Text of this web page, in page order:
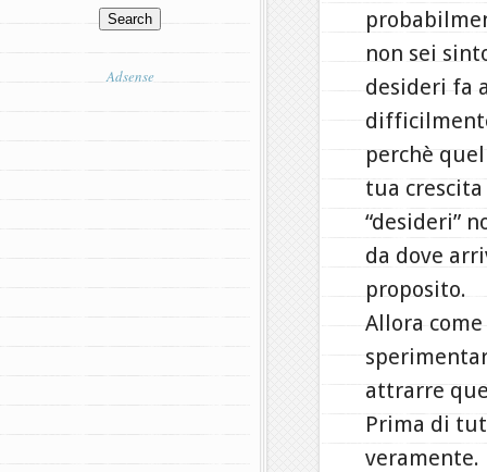
Adsense
non sei
desideri fa
perchè
tua
“desideri”
da dove
proposito.
Allora
attrarre
Prima di
veramente.